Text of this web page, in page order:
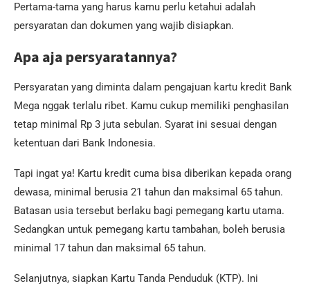
Pertama-tama yang harus kamu perlu ketahui adalah
persyaratan dan dokumen yang wajib disiapkan.
Apa aja persyaratannya?
Persyaratan yang diminta dalam pengajuan kartu kredit Bank
Mega nggak terlalu ribet. Kamu cukup memiliki penghasilan
tetap minimal Rp 3 juta sebulan. Syarat ini sesuai dengan
ketentuan dari Bank Indonesia.
Tapi ingat ya! Kartu kredit cuma bisa diberikan kepada orang
dewasa, minimal berusia 21 tahun dan maksimal 65 tahun.
Batasan usia tersebut berlaku bagi pemegang kartu utama.
Sedangkan untuk pemegang kartu tambahan, boleh berusia
minimal 17 tahun dan maksimal 65 tahun.
Selanjutnya, siapkan Kartu Tanda Penduduk (KTP). Ini